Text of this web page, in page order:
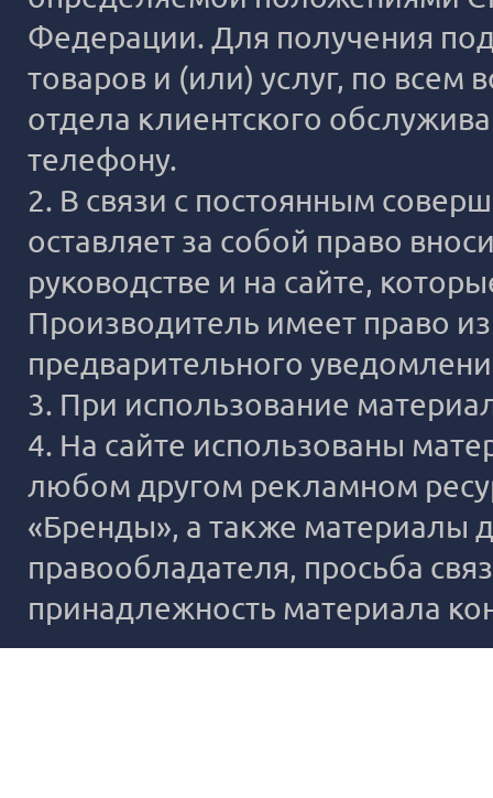
Федерации. Для получения
товаров и (или) услуг, по
отдела клиентского
телефону.
2. В связи с постоянным
оставляет за собой право
руководстве и на сайте,
Производитель имеет право
предварительного
3. При использование
4. На сайте использованы
любом другом рекламном
«Бренды», а также материалы
правообладателя, просьба
принадлежность материала